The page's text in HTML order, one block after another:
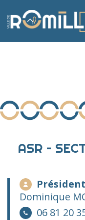
au
contenu
ASR –
Dominique
06 81 20